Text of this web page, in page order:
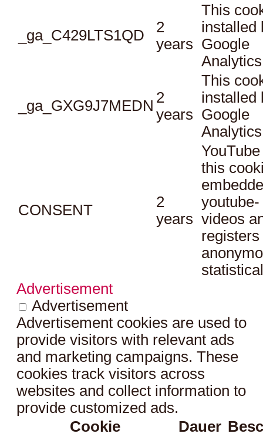
_ga_C429LTS1QD
2
years
This
installed
Google
_ga_GXG9J7MEDN 2
years
This
installed
Google
CONSENT
2
years
this
youtube-
videos
registers
Advertisement
Advertisement
Advertisement cookies are used to
provide visitors with relevant ads
and marketing campaigns. These
cookies track visitors across
websites and collect information to
provide customized ads.
Cookie
Dauer